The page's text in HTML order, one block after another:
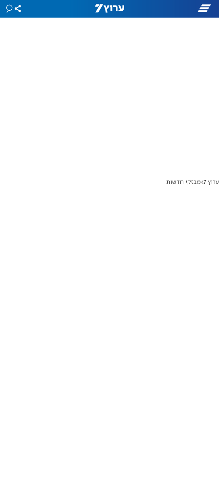
ערוץ 7 מבזקי חדשות